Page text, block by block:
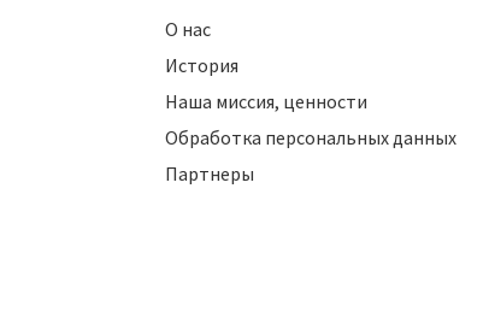
О нас
История
Наша миссия, ценности
Обработка персональных данных
Партнеры